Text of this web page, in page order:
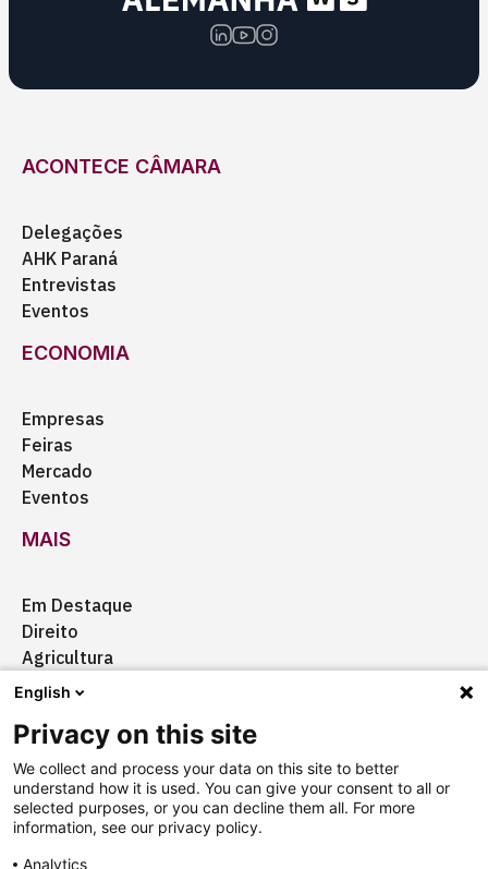
ACONTECE CÂMARA
Delegações
AHK Paraná
Entrevistas
Eventos
ECONOMIA
Empresas
Feiras
Mercado
Eventos
MAIS
Em Destaque
Direito
Agricultura
Certificação
Aquisições
English
Privacy on this site
We collect and process your data on this site to better
understand how it is used. You can give your consent to all or
selected purposes, or you can decline them all. For more
information, see our privacy policy.
Analytics